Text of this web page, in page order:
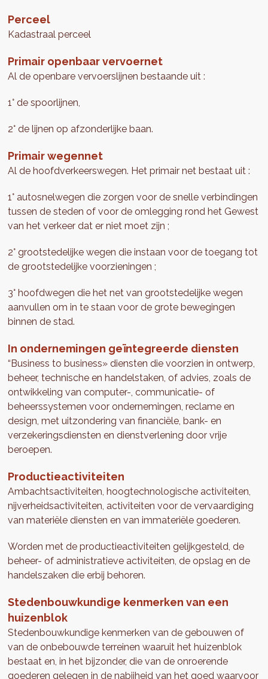
Perceel
Kadastraal perceel
Primair openbaar vervoernet
Al de openbare vervoerslijnen bestaande uit :
1° de spoorlijnen,
2° de lijnen op afzonderlijke baan.
Primair wegennet
Al de hoofdverkeerswegen. Het primair net bestaat uit :
1° autosnelwegen die zorgen voor de snelle verbindingen
tussen de steden of voor de omlegging rond het Gewest
van het verkeer dat er niet moet zijn ;
2° grootstedelijke wegen die instaan voor de toegang tot
de grootstedelijke voorzieningen ;
3° hoofdwegen die het net van grootstedelijke wegen
aanvullen om in te staan voor de grote bewegingen
binnen de stad.
In ondernemingen geïntegreerde diensten
“Business to business» diensten die voorzien in ontwerp,
beheer, technische en handelstaken, of advies, zoals de
ontwikkeling van computer-, communicatie- of
beheerssystemen voor ondernemingen, reclame en
design, met uitzondering van financiële, bank- en
verzekeringsdiensten en dienstverlening door vrije
beroepen.
Productieactiviteiten
Ambachtsactiviteiten, hoogtechnologische activiteiten,
nijverheidsactiviteiten, activiteiten voor de vervaardiging
van materiële diensten en van immateriële goederen.
Worden met de productieactiviteiten gelijkgesteld, de
beheer- of administratieve activiteiten, de opslag en de
handelszaken die erbij behoren.
Stedenbouwkundige kenmerken van een
huizenblok
Stedenbouwkundige kenmerken van de gebouwen of
van de onbebouwde terreinen waaruit het huizenblok
bestaat en, in het bijzonder, die van de onroerende
goederen gelegen in de nabijheid van het goed waarvoor